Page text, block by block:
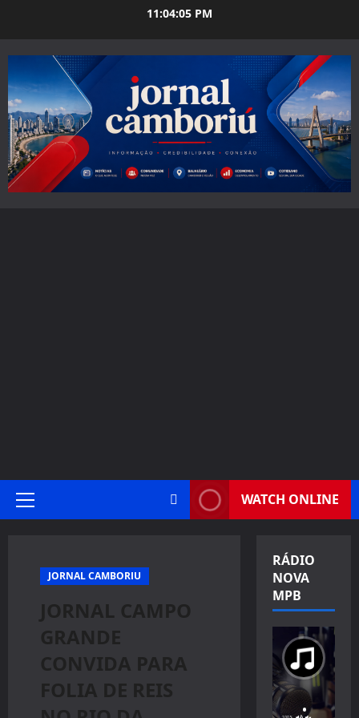
11:04:07 PM
Primary
WATCH ONLINE
JORNAL CAMBORIU
JORNAL CAMPO
GRANDE
CONVIDA PARA
FOLIA DE REIS
RÁDIO
NOVA
MPB